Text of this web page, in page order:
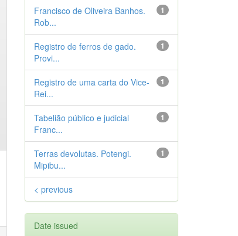
1
Francisco de Oliveira Banhos.
Rob...
1
Registro de ferros de gado.
Provi...
1
Registro de uma carta do Vice-
Rei...
1
Tabelião público e judicial
Franc...
1
Terras devolutas. Potengi.
Mipibu...
< previous
Date issued